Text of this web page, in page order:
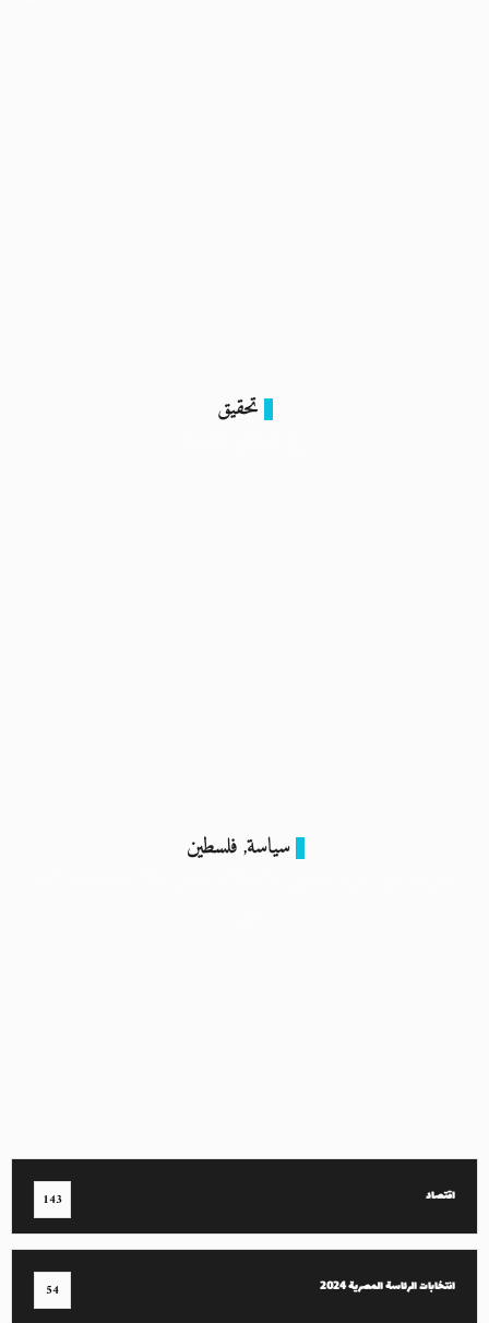
تحقيق
سياسة, فلسطين
اقتصاد 143
انتخابات الرئاسة المصرية 2024 54